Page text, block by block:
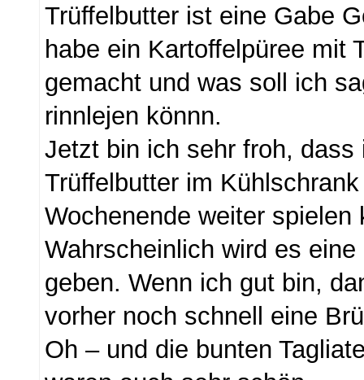
Trüffelbutter ist eine Gabe
habe ein Kartoffelpüree mit
gemacht und was soll ich
rinnlejen könnn.
Jetzt bin ich sehr froh, dass
Trüffelbutter im
Wochenende weiter spielen
Wahrscheinlich wird es
geben. Wenn ich gut bin,
vorher noch schnell eine
Oh – und die bunten